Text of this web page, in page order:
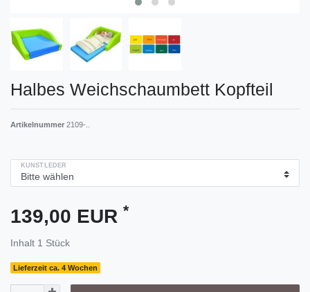
Halbes Weichschaumbett Kopfteil
Artikelnummer 2109-..
KUNSTLEDER
139,00 EUR *
Inhalt 1 Stück
Lieferzeit ca. 4 Wochen